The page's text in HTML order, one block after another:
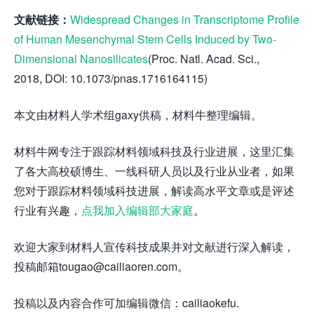
文献链接： Widespread Changes in Transcriptome Profile
of Human Mesenchymal Stem Cells Induced by Two-
Dimensional Nanosilicates(Proc. Natl. Acad. Sci.,
2018, DOI: 10.1073/pnas.1716164115)
本文由材料人学术组gaxy供稿，材料牛整理编辑。
材料牛网专注于跟踪材料领域科技及行业进展，这里汇集
了各大高校硕博生、一线科研人员以及行业从业者，如果
您对于跟踪材料领域科技进展，解读高水平文章或是评述
行业有兴趣， 点我加入编辑部大家庭。
欢迎大家到材料人宣传科技成果并对文献进行深入解读，
投稿邮箱tougao@cailiaoren.com。
投稿以及内容合作可加编辑微信：cailiaokefu.